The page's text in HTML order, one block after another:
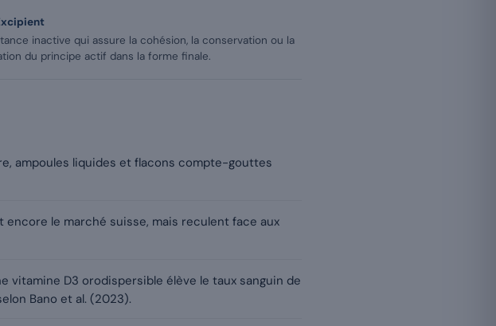
inactive qui assure la cohésion, la conservation ou la
du principe actif dans la forme finale.
ampoules liquides et flacons compte-gouttes
le marché suisse, mais reculent face aux
vitamine D3 orodispersible élève le taux sanguin de
Bano et al. (2023).